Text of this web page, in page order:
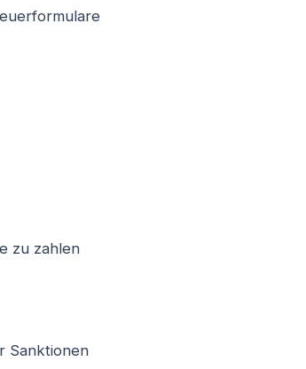
zu zahlen
Sanktionen